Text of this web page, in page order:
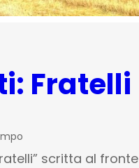
Fratelli
scritta al fronte